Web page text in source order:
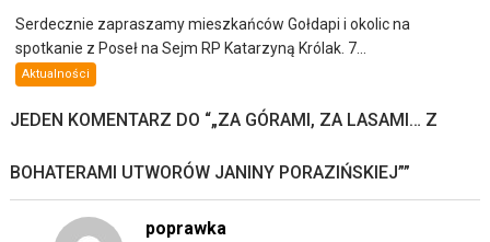
Serdecznie zapraszamy mieszkańców Gołdapi i okolic na
spotkanie z Poseł na Sejm RP Katarzyną Królak. 7...
Aktualności
JEDEN KOMENTARZ DO “„ZA GÓRAMI, ZA LASAMI… Z
BOHATERAMI UTWORÓW JANINY PORAZIŃSKIEJ””
poprawka